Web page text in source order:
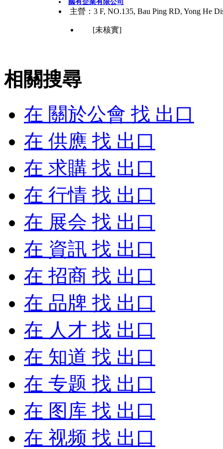
國有企業有限公司
主營：3 F, NO.135, Bau Ping RD, Yong He
[未核實]
相關搜尋
在 關於公會 找 出口
在 供應 找 出口
在 求購 找 出口
在 行情 找 出口
在 展会 找 出口
在 資訊 找 出口
在 招商 找 出口
在 品牌 找 出口
在 人才 找 出口
在 知道 找 出口
在 专题 找 出口
在 图库 找 出口
在 视频 找 出口